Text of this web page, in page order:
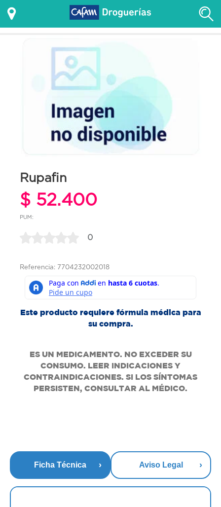
Rupafin
$ 52.400
PUM:
0
Referencia: 7704232002018
Este producto requiere fórmula médica para
su compra.
ES UN MEDICAMENTO. NO EXCEDER SU
CONSUMO. LEER INDICACIONES Y
CONTRAINDICACIONES. SI LOS SÍNTOMAS
PERSISTEN, CONSULTAR AL MÉDICO.
Ficha Técnica Aviso Legal